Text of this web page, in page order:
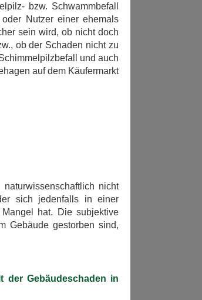
bzw. Schwammbefall
Nutzer einer ehemals
sein wird, ob nicht doch
ob der Schaden nicht zu
und auch
auf dem Käufermarkt
nicht
sich jedenfalls in einer
hat. Die subjektive
Gebäude gestorben sind,
der Gebäudeschaden in